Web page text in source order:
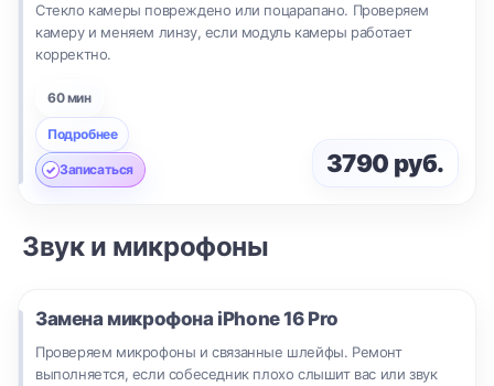
Стекло камеры повреждено или поцарапано. Проверяем
камеру и меняем линзу, если модуль камеры работает
корректно.
60 мин
Подробнее
Записаться 3790 руб.
Звук и микрофоны
Замена микрофона iPhone 16 Pro
Проверяем микрофоны и связанные шлейфы. Ремонт
выполняется, если собеседник плохо слышит вас или звук